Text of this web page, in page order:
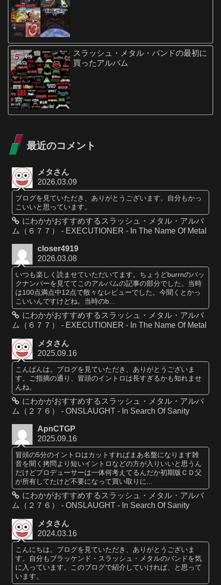
スラッシュ・メタル・バンドの最初に
買ったアルバム
最近のコメント
メタさん
2026.03.09
ブログを見ていただき、ありがとうございます。自分もかっ
こいいと思っています。
にわかがおすすめするスラッシュ・メタル・アルバ
ム（６７７） - EXECUTIONER - In The Name Of Metal
closer4919
2026.03.08
いつも楽しく読ませていただいてます。ちょうどburrnのバッ
クナンバーを見ててこのアルバムの記事の部分でした。当時
は100点満点中12点で散々なレビューでした。今聞くとかっ
こいいんですけどね。当時のb...
にわかがおすすめするスラッシュ・メタル・アルバ
ム（６７７） - EXECUTIONER - In The Name Of Metal
メタさん
2025.09.16
こんばんは。ブログを見ていただき、ありがとうございま
す。ご指摘の通り、冒頭のイントロは長すぎるかも知れませ
んね。
にわかがおすすめするスラッシュ・メタル・アルバ
ム（２７６） - ONSLAUGHT - In Search Of Sanity
ApnCTGP
2025.09.16
冒頭の5分のイントロはカットすればまあ名盤になります雑
音を聞く拷問より短いイントロなどの方が入りいいと思うん
だけどプロデューサーは一体何考えてるんだか初期版ＣＤ父
が所有してたけど不要になって買い取りに...
にわかがおすすめするスラッシュ・メタル・アルバ
ム（２７６） - ONSLAUGHT - In Search Of Sanity
メタさん
2024.03.16
こんにちは。ブログを見ていただき、ありがとうございま
す。自分もブラッケンド・スラッシュ・メタルのバンドを気
に入っています。このブログで紹介していければ、と思って
います。